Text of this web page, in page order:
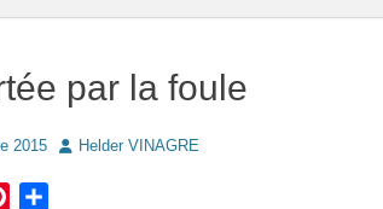
par la foule
2015 AuthorHelder VINAGRE
Pinterest